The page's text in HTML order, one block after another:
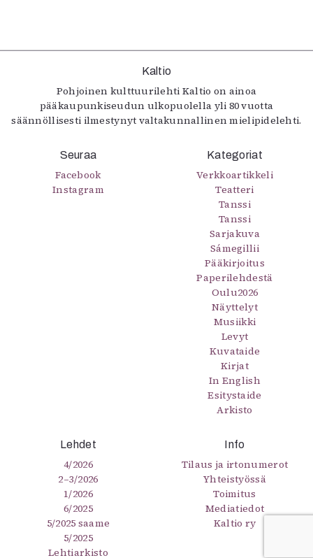
Kaltio
Pohjoinen kulttuurilehti Kaltio on ainoa
pääkaupunkiseudun ulkopuolella yli 80 vuotta
säännöllisesti ilmestynyt valtakunnallinen mielipidelehti.
Seuraa
Facebook
Instagram
Kategoriat
Verkkoartikkeli
Teatteri
Tanssi
Tanssi
Sarjakuva
Sámegillii
Pääkirjoitus
Paperilehdestä
Oulu2026
Näyttelyt
Musiikki
Levyt
Kuvataide
Kirjat
In English
Esitystaide
Arkisto
Lehdet
4/2026
2–3/2026
1/2026
6/2025
5/2025 saame
5/2025
Lehtiarkisto
Info
Tilaus ja irtonumerot
Yhteistyössä
Toimitus
Mediatiedot
Kaltio ry